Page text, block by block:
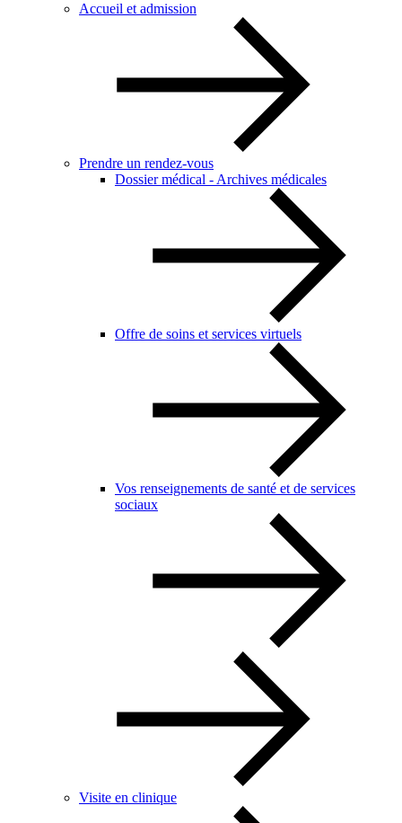
Accueil et admission
Prendre un rendez-vous
Dossier médical - Archives médicales
Offre de soins et services virtuels
Vos renseignements de santé et de services
sociaux
Visite en clinique